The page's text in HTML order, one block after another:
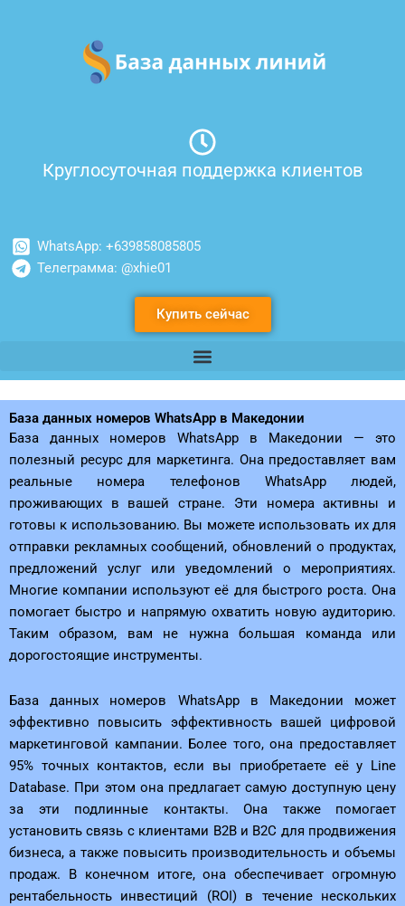
содержимому
Круглосуточная поддержка клиентов
WhatsApp: +639858085805
Телеграмма: @xhie01
Купить сейчас
База данных номеров WhatsApp в Македонии
База данных номеров WhatsApp в Македонии — это
полезный ресурс для маркетинга. Она предоставляет вам
реальные номера телефонов WhatsApp людей,
проживающих в вашей стране. Эти номера активны и
готовы к использованию. Вы можете использовать их для
отправки рекламных сообщений, обновлений о продуктах,
предложений услуг или уведомлений о мероприятиях.
Многие компании используют её для быстрого роста. Она
помогает быстро и напрямую охватить новую аудиторию.
Таким образом, вам не нужна большая команда или
дорогостоящие инструменты.
База данных номеров WhatsApp в Македонии может
эффективно повысить эффективность вашей цифровой
маркетинговой кампании. Более того, она предоставляет
95% точных контактов, если вы приобретаете её у Line
Database. При этом она предлагает самую доступную цену
за эти подлинные контакты. Она также помогает
установить связь с клиентами B2B и B2C для продвижения
бизнеса, а также повысить производительность и объемы
продаж. В конечном итоге, она обеспечивает огромную
рентабельность инвестиций (ROI) в течение нескольких